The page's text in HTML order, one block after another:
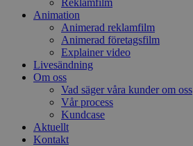
Reklamfilm
Animation
Animerad reklamfilm
Animerad företagsfilm
Explainer video
Livesändning
Om oss
Vad säger våra kunder om oss
Vår process
Kundcase
Aktuellt
Kontakt